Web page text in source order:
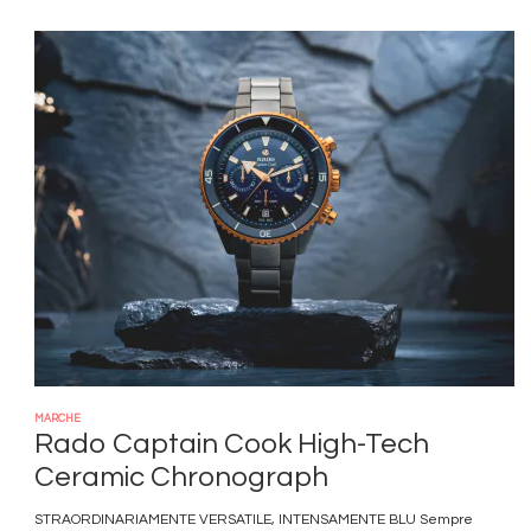
Immagine
MARCHE
Rado Captain Cook High-Tech
Ceramic Chronograph
STRAORDINARIAMENTE VERSATILE, INTENSAMENTE BLU Sempre